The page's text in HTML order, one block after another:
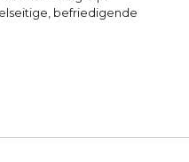
befriedigende